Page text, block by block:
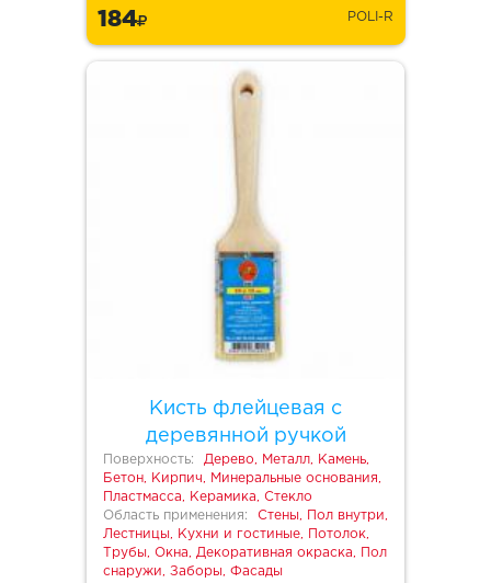
184 POLI-R
Кисть флейцевая с
деревянной ручкой
Поверхность:
Дерево, Металл, Камень,
Бетон, Кирпич, Минеральные основания,
Пластмасса, Керамика, Стекло
Область применения:
Стены, Пол внутри,
Лестницы, Кухни и гостиные, Потолок,
Трубы, Окна, Декоративная окраска, Пол
снаружи, Заборы, Фасады